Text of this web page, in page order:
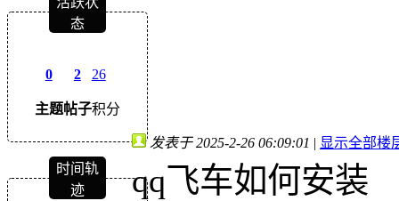
态
0
主题
2
帖子
26
积分
时间轨
迹
发表于 2025-2-26 06:09:01 | 显示全部楼
qq飞车如何安装